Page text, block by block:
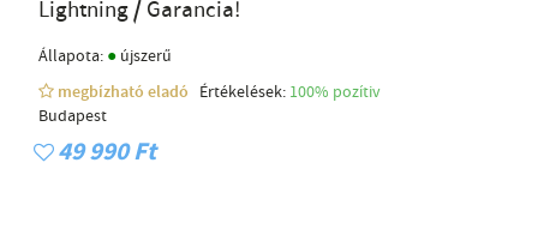
Lightning / Garancia!
Állapota: ● újszerű
megbízható eladó
Értékelések: 100% pozítiv
Budapest
49 990 Ft